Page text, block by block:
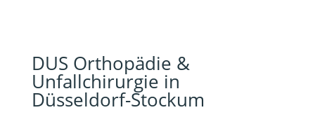
DUS Orthopädie &
Unfallchirurgie in
Düsseldorf-Stockum